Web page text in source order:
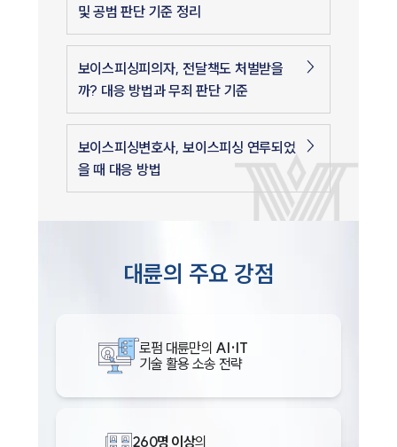
및 공범 판단 기준 정리
보이스피싱피의자, 전달책도 처벌받을
까? 대응 방법과 무죄 판단 기준
보이스피싱변호사, 보이스피싱 연루되었
을 때 대응 방법
대륜의 주요 강점
로펌 대륜만의 AI·IT
기술 활용 소송 전략
260명 이상의